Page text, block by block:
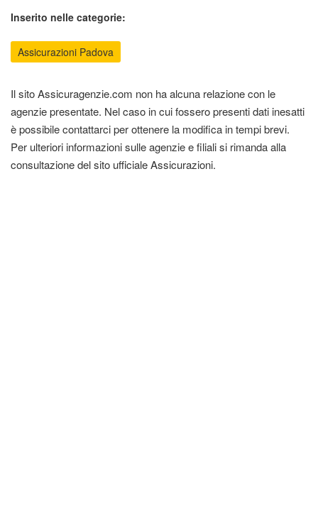
Inserito nelle categorie:
Assicurazioni Padova
Il sito Assicuragenzie.com non ha alcuna relazione con le
agenzie presentate. Nel caso in cui fossero presenti dati inesatti
è possibile contattarci per ottenere la modifica in tempi brevi.
Per ulteriori informazioni sulle agenzie e filiali si rimanda alla
consultazione del sito ufficiale Assicurazioni.